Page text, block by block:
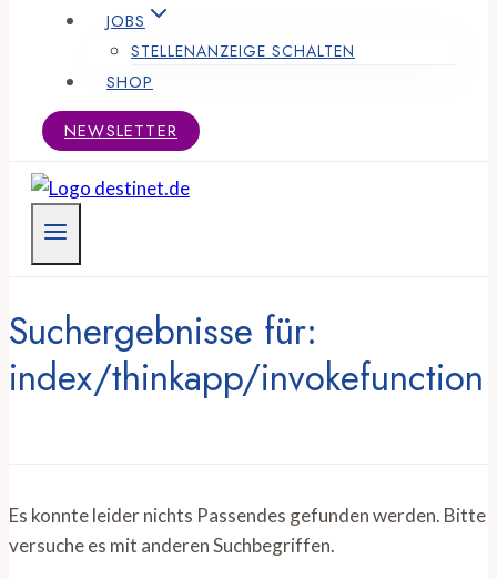
JOBS
STELLENANZEIGE SCHALTEN
SHOP
NEWSLETTER
Suchergebnisse für:
index/thinkapp/invokefunction
Es konnte leider nichts Passendes gefunden werden. Bitte
versuche es mit anderen Suchbegriffen.